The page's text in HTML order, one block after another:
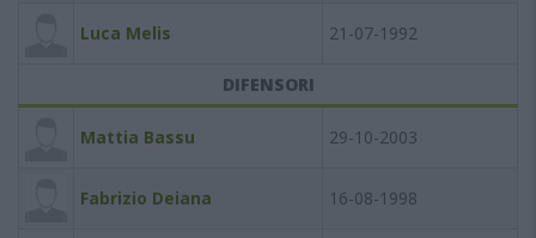
Luca Melis 21-07-1992
DIFENSORI
Mattia Bassu 29-10-2003
Fabrizio Deiana 16-08-1998